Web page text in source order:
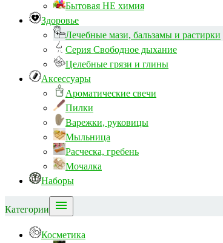
Бытовая НЕ химия
Здоровье
Лечебные мази, бальзамы и растирки
Серия Свободное дыхание
Целебные грязи и глины
Аксессуары
Ароматические свечи
Пилки
Варежки, руковицы
Мыльница
Расческа, гребень
Мочалка
Наборы
Категории 
Косметика